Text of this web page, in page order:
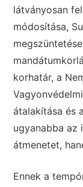
látványosan
módosítása,
korhatár, a
átalakítása és
ugyanabba az
átmenetet,
Ennek a